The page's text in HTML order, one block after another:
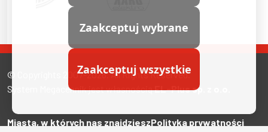
© Copyrights 2007-2026. All Rights Reserved.
System Megacennik jest własnościąEL-Plus sp. z o.o.
Miasta, w których nas znajdzieszPolityka prywatności
Zaakceptuj wybrane
Zaakceptuj wszystkie